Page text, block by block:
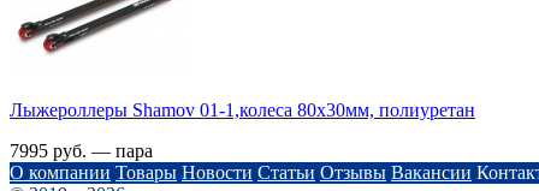
Лыжероллеры Shamov 01-1,колеса 80х30мм, полиуретан
7995 руб. — пара
О компании Товары Новости Статьи Отзывы Вакансии